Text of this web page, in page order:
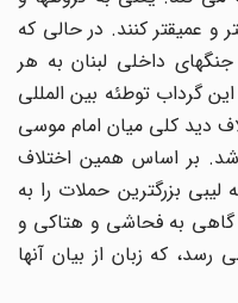
عمیقتر کنند. در حالى که
داخلى لبنان به هر
گرداب توطئه بین المللى
دید کلى میان امام موسى
۱۹۷۵ پدیدار شد. بر اساس همین اختلاف
بزرگترین حملات را به
به فحاشى و هتاکى و
که زبان از بیان آنها